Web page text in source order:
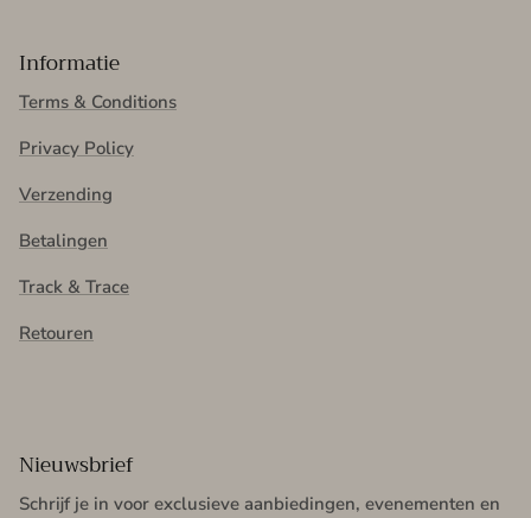
Informatie
Terms & Conditions
Privacy Policy
Verzending
Betalingen
Track & Trace
Retouren
Nieuwsbrief
Schrijf je in voor exclusieve aanbiedingen, evenementen en